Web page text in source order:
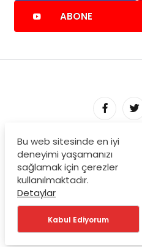
ABONE
HAKKIMIZDA
TRENDLERDEKI
ONAYLI
© Copyright 2025
Bu web sitesinde en iyi
deneyimi yaşamanızı
sağlamak için çerezler
kullanılmaktadır.
Detaylar
Kabul Ediyorum